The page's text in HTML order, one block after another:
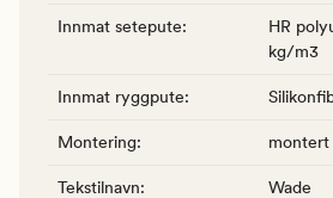
Innmat setepute:
HR
kg/m3
Innmat ryggpute:
Montering: montert
Tekstilnavn: Wade